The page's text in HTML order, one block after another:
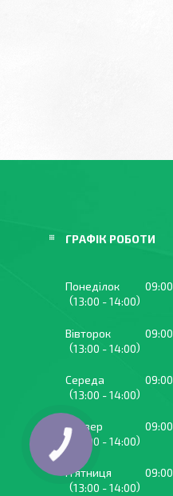
ГРАФІК РОБОТИ
Понеділок 09:00
13:00
14:00
Вівторок 09:00
13:00
14:00
Середа 09:00
13:00
14:00
Четвер 09:00
13:00
14:00
Пʼятниця 09:00
13:00
14:00